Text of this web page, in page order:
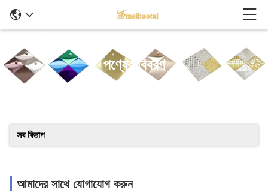
পণ্যের বিবরণ
সব বিভাগ
আমাদের সাথে যোগাযোগ করুন